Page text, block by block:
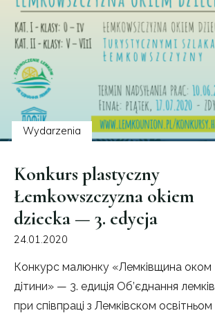
Wydarzenia
Konkurs plastyczny
Łemkowszczyzna okiem
dziecka — 3. edycja
24.01.2020
Конкурс малюнку «Лемківщина оком
дітини» — 3. едиція Об’єднання лемків
при співпраці з Лемківском освітньом